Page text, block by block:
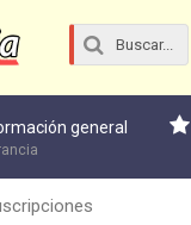
general